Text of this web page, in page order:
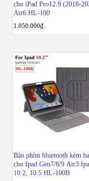
cho iPad Pro12.9 (2018-
Air6 HL-100
1.050.000₫
Bàn phím bluetooth kèm
cho Ipad Gen7/8/9 Air3
10.2, 10.5 HL-100B